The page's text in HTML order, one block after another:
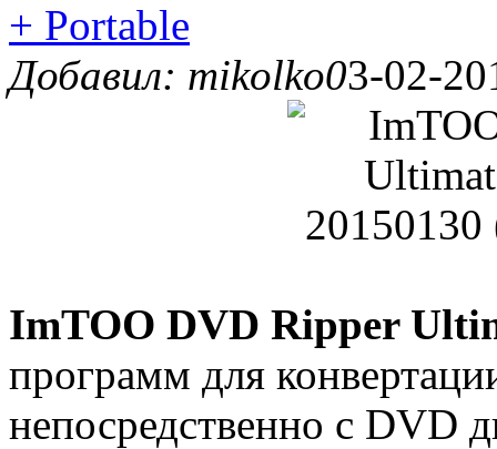
+ Portable
Добавил: mikolko03-02-
ImTOO DVD Ripper
программ для
непосредственно с DVD